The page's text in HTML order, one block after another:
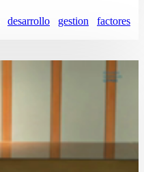
desarrollo gestion
factores